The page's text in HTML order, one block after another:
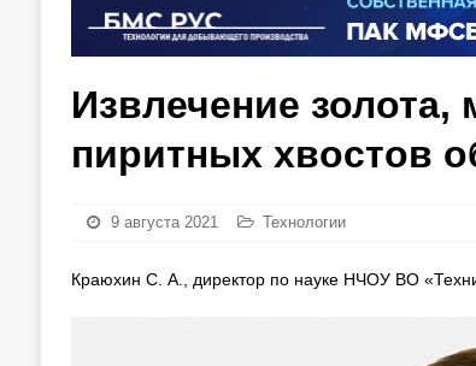
Извлечение
пиритных хвостов
9 августа 2021 Технологии
Краюхин С. А., директор по науке НЧОУ ВО